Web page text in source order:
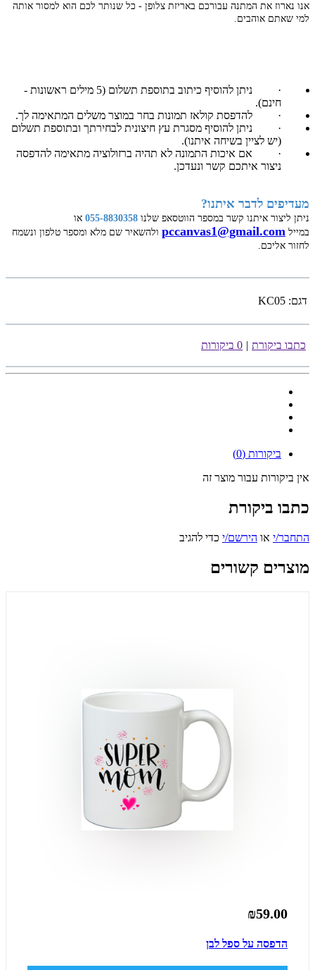
אנו נארוז את המתנה עבורכם באריזת צלופן - כל שנותר לכם הוא למסור אותה
למי שאתם אוהבים.
·
ניתן להוסיף כיתוב בתוספת תשלום (5 מילים ראשונות -
חינם).
·
להדפסת קולאז תמונות בחר במוצר משלים המתאימה לך.
·
ניתן להוסיף מסגרת עץ חיצונית לבחירתך ובתוספת תשלום
(יש לציין בשיחה איתנו).
·
אם איכות התמונה לא תהיה ברזולוציה מתאימה להדפסה
ניצור איתכם קשר ונעדכן.
מעדיפים לדבר איתנו?
ניתן ליצור איתנו קשר במספר הווטסאפ שלנו 055-8830358 או
במייל pccanvas1@gmail.com ולהשאיר שם מלא ומספר טלפון ונשמח
לחזור אליכם.
דגם: KC05
כתבו ביקורת | 0 ביקורות
ביקורות (0)
אין ביקורות עבור מוצר זה
כתבו ביקורת
התחבר/י או הירשם/י כדי להגיב
מוצרים קשורים
₪59.00
הדפסה על ספל לבן